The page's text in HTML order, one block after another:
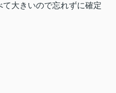
大きいので忘れずに確定